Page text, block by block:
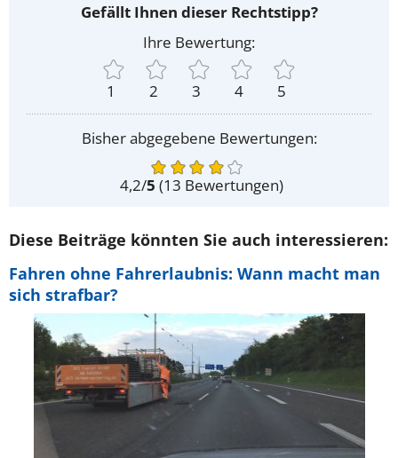
Gefällt Ihnen dieser Rechtstipp?
Ihre Bewertung:
1 2 3 4 5
Bisher abgegebene Bewertungen:
4,2/5 (13 Bewertungen)
Diese Beiträge könnten Sie auch interessieren:
Fahren ohne Fahrerlaubnis: Wann macht man
sich strafbar?